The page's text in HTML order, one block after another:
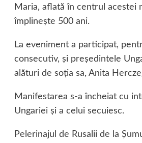
Maria, aflată în centrul acestei
împlineşte 500 ani.
La eveniment a participat,
consecutiv, şi preşedintele
alături de soţia sa, Anita
Manifestarea s-a încheiat cu
Ungariei şi a celui secuiesc.
Pelerinajul de Rusalii de la